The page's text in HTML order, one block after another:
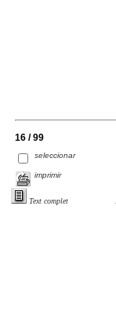
16 / 99
seleccionar
imprimir
Text complet